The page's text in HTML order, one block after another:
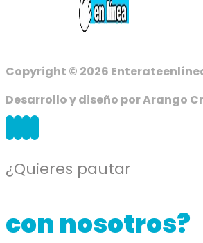
Copyright © 2026
Desarrollo y diseño por Arango
¿Quieres pautar
con nosotros?